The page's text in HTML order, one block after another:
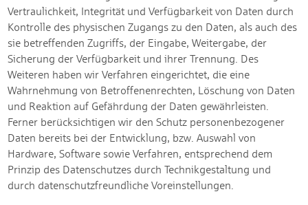
Vertraulichkeit, Integrität und Verfügbarkeit von Daten durch
Kontrolle des physischen Zugangs zu den Daten, als auch des
sie betreffenden Zugriffs, der Eingabe, Weitergabe, der
Sicherung der Verfügbarkeit und ihrer Trennung. Des
Weiteren haben wir Verfahren eingerichtet, die eine
Wahrnehmung von Betroffenenrechten, Löschung von Daten
und Reaktion auf Gefährdung der Daten gewährleisten.
Ferner berücksichtigen wir den Schutz personenbezogener
Daten bereits bei der Entwicklung, bzw. Auswahl von
Hardware, Software sowie Verfahren, entsprechend dem
Prinzip des Datenschutzes durch Technikgestaltung und
durch datenschutzfreundliche Voreinstellungen.